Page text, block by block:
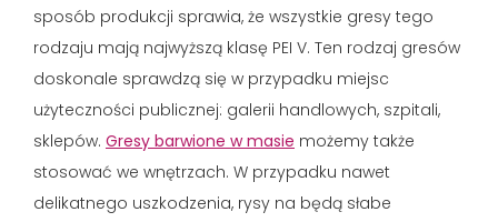
sposób produkcji sprawia, że wszystkie gresy tego
rodzaju mają najwyższą klasę PEI V. Ten rodzaj gresów
doskonale sprawdzą się w przypadku miejsc
użyteczności publicznej: galerii handlowych, szpitali,
sklepów. Gresy barwione w masie możemy także
stosować we wnętrzach. W przypadku nawet
delikatnego uszkodzenia, rysy na będą słabe